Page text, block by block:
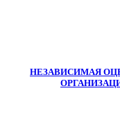
НЕЗАВИСИМАЯ